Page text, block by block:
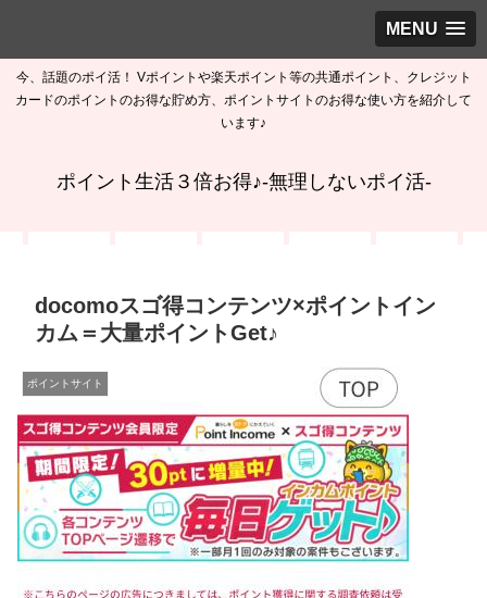
MENU
今、話題のポイ活！ Vポイントや楽天ポイント等の共通ポイント、クレジット
カードのポイントのお得な貯め方、ポイントサイトのお得な使い方を紹介して
います♪
ポイント生活３倍お得♪-無理しないポイ活-
docomoスゴ得コンテンツ×ポイントイン
カム＝大量ポイントGet♪
ポイントサイト